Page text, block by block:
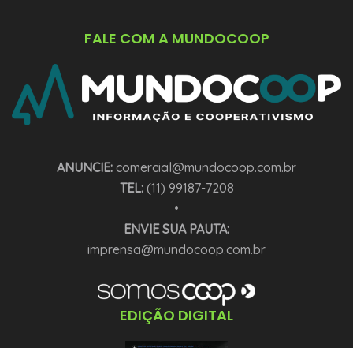
FALE COM A MUNDOCOOP
ANUNCIE: comercial@mundocoop.com.br
TEL:(11) 99187-7208
•
ENVIE SUA PAUTA:
imprensa@mundocoop.com.br
EDIÇÃO DIGITAL